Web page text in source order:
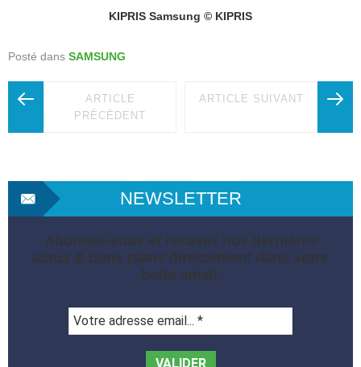
KIPRIS Samsung © KIPRIS
Posté dans SAMSUNG
ARTICLE
PRÉCÉDENT
ARTICLE SUIVANT
NEWSLETTER
Abonnez-vous et recevez nos dernières
actus & bons plans directement dans votre
boite email.
adresse